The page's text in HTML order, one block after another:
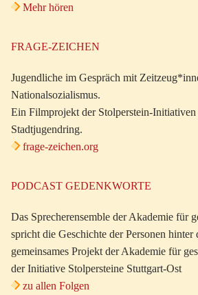
Mehr hören
FRAGE-ZEICHEN
Jugendliche im Gespräch mit
Nationalsozialismus.
Ein Filmprojekt der Stolperstein-
Stadtjugendring.
frage-zeichen.org
PODCAST GEDENKWORTE
Das Sprecherensemble der Akademie für
spricht die Geschichte der Personen hinter
gemeinsames Projekt der Akademie für
der Initiative Stolpersteine Stuttgart-Ost
zu allen Folgen